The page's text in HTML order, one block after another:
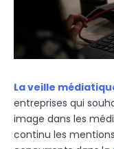
La veille
entreprises qui
image dans les
continu les